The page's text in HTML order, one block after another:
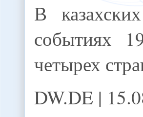
В
событиях
четырех
DW.DE |